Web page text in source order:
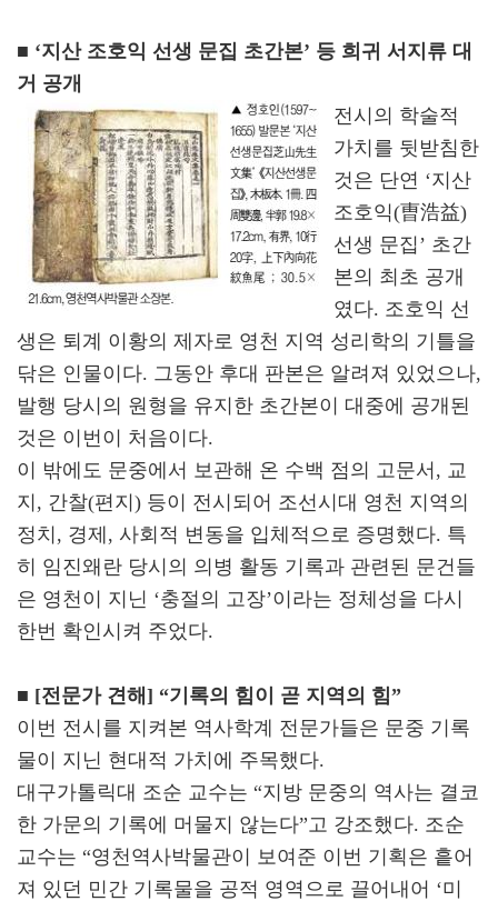
■ ‘지산 조호익 선생 문집 초간본’ 등 희귀 서지류 대
거 공개
전시의 학술적
가치를 뒷받침한
것은 단연 ‘지산
조호익(曺浩益)
선생 문집’ 초간
본의 최초 공개
였다. 조호익 선
생은 퇴계 이황의 제자로 영천 지역 성리학의 기틀을
닦은 인물이다. 그동안 후대 판본은 알려져 있었으나,
발행 당시의 원형을 유지한 초간본이 대중에 공개된
것은 이번이 처음이다.
이 밖에도 문중에서 보관해 온 수백 점의 고문서, 교
지, 간찰(편지) 등이 전시되어 조선시대 영천 지역의
정치, 경제, 사회적 변동을 입체적으로 증명했다. 특
히 임진왜란 당시의 의병 활동 기록과 관련된 문건들
은 영천이 지닌 ‘충절의 고장’이라는 정체성을 다시
한번 확인시켜 주었다.
■ [전문가 견해] “기록의 힘이 곧 지역의 힘”
이번 전시를 지켜본 역사학계 전문가들은 문중 기록
물이 지닌 현대적 가치에 주목했다.
대구가톨릭대 조순 교수는 “지방 문중의 역사는 결코
한 가문의 기록에 머물지 않는다”고 강조했다. 조순
교수는 “영천역사박물관이 보여준 이번 기획은 흩어
져 있던 민간 기록물을 공적 영역으로 끌어내어 ‘미